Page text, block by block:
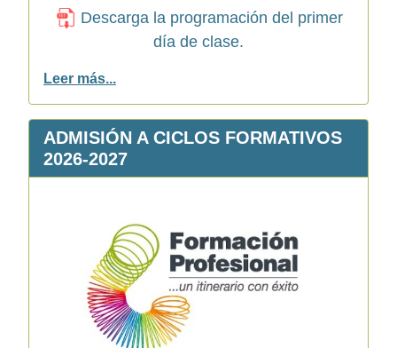
Descarga la programación del primer
día de clase.
Leer más...
ADMISIÓN A CICLOS FORMATIVOS
2026-2027